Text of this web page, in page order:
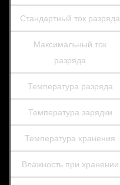
Стандартный ток разряда
Максимальный ток
разряда
Температура разряда
Температура зарядки
Температура хранения
Влажность при хранении